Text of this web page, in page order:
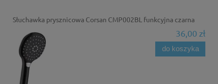
Słuchawka prysznicowa Corsan CMP002BL funkcyjna czarna
36,00 zł
do koszyka